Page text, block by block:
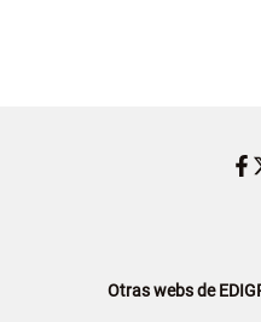
Otras webs de